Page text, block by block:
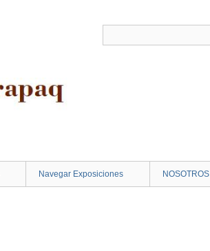
Navegar Exposiciones NOSOTROS